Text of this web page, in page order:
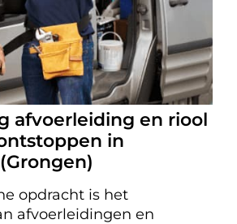
afvoerleiding en riool
in
opdracht is het
afvoerleidingen en